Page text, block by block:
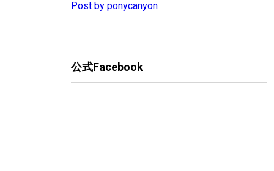
Post by ponycanyon
公式Facebook